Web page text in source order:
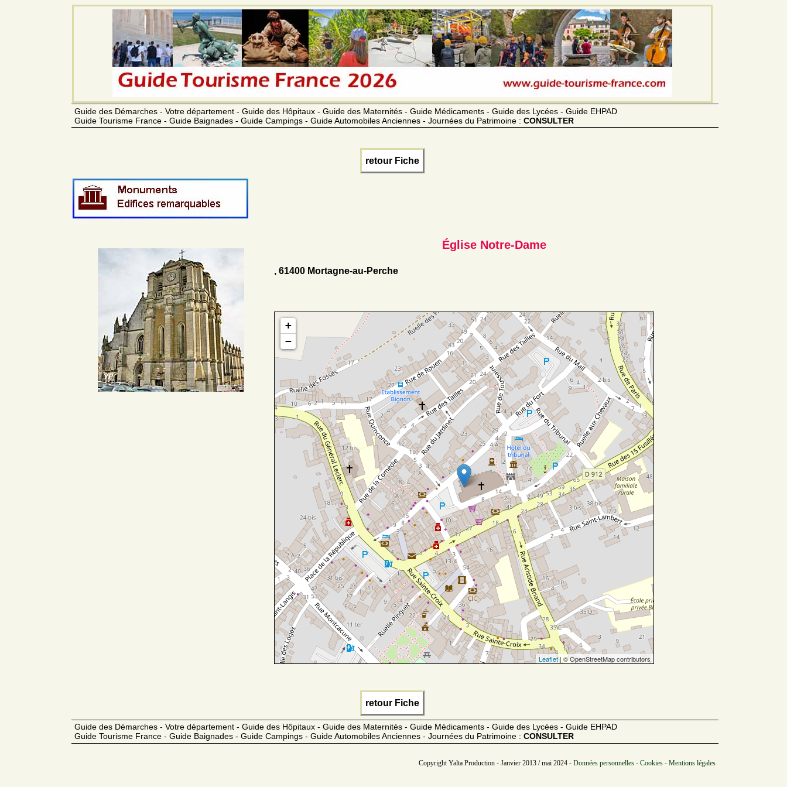
Guide des Démarches - Votre département - Guide des Hôpitaux - Guide des Maternités - Guide Médicaments - Guide des Lycées - Guide EHPAD
Guide Tourisme France - Guide Baignades - Guide Campings - Guide Automobiles Anciennes - Journées du Patrimoine : CONSULTER
retour Fiche
Église Notre-Dame
, 61400 Mortagne-au-Perche
+
−
Leaflet| © OpenStreetMap contributors
retour Fiche
Guide des Démarches - Votre département - Guide des Hôpitaux - Guide des Maternités - Guide Médicaments - Guide des Lycées - Guide EHPAD
Guide Tourisme France - Guide Baignades - Guide Campings - Guide Automobiles Anciennes - Journées du Patrimoine : CONSULTER
Copyright Yalta Production - Janvier 2013 / mai 2024 - Données personnelles - Cookies - Mentions légales